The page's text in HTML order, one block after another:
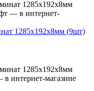
1285х192х8мм (9шт)